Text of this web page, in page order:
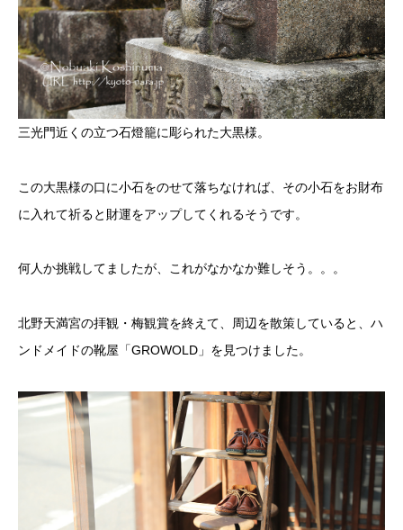
三光門近くの立つ石燈籠に彫られた大黒様。
この大黒様の口に小石をのせて落ちなければ、その小石をお財布
に入れて祈ると財運をアップしてくれるそうです。
何人か挑戦してましたが、これがなかなか難しそう。。。
北野天満宮の拝観・梅観賞を終えて、周辺を散策していると、ハ
ンドメイドの靴屋「GROWOLD」を見つけました。